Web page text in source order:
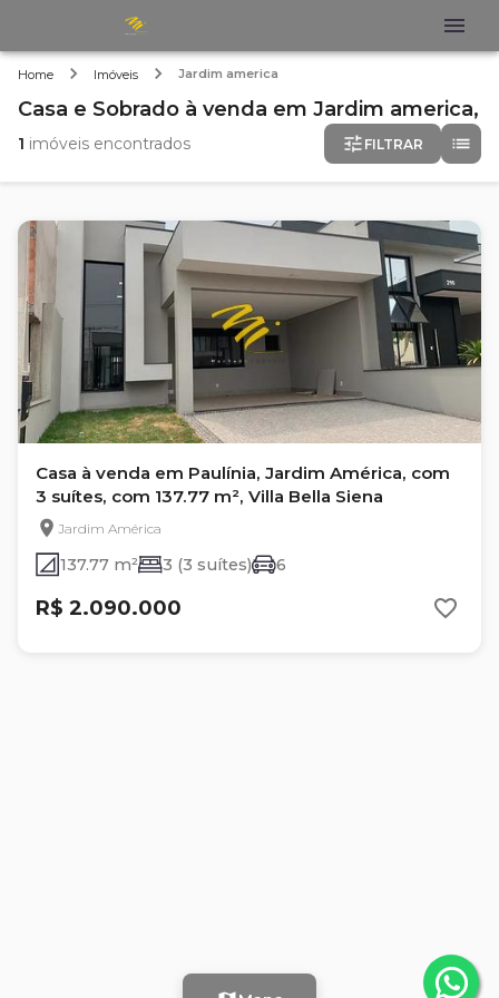
Home Imóveis Jardim america
Casa e Sobrado à venda em Jardim america,
1 imóveis encontrados FILTRAR
Casa à venda em Paulínia, Jardim América, com
3 suítes, com 137.77 m², Villa Bella Siena
Jardim América
137.77 m² 3 (3 suítes) 6
R$ 2.090.000